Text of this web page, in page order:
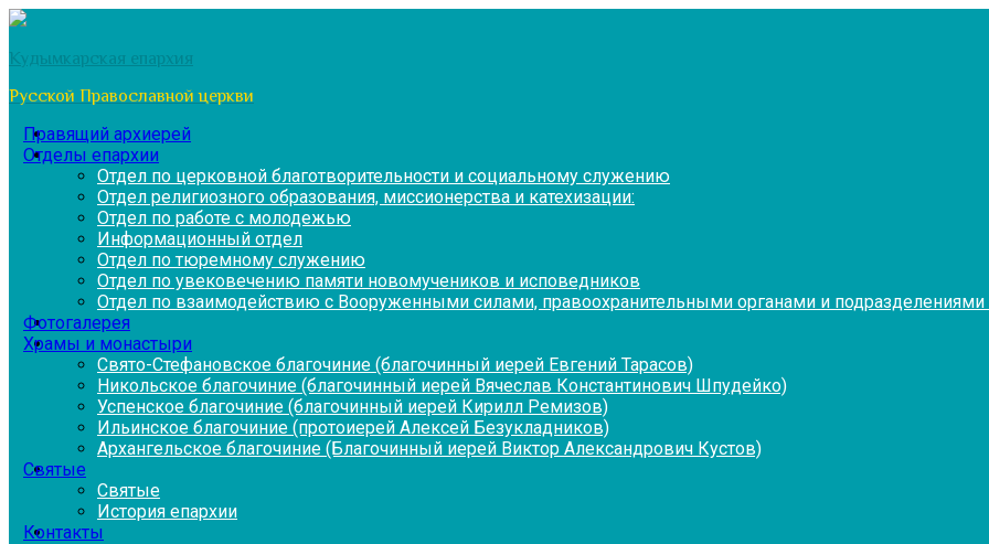
Перейти
содержимому
Кудымкарская епархия
Русской Православной церкви
Правящий архиерей
Отделы епархии
Отдел по церковной благотворительности и социальному служению
Отдел религиозного образования, миссионерства и катехизации:
Отдел по работе с молодежью
Информационный отдел
Отдел по тюремному служению
Отдел по увековечению памяти новомучеников и исповедников
Отдел по взаимодействию с Вооруженными силами, правоохранительными органами и
Фотогалерея
Храмы и монастыри
Свято-Стефановское благочиние (благочинный иерей Евгений Тарасов)
Никольское благочиние (благочинный иерей Вячеслав Константинович Шпудейко)
Успенское благочиние (благочинный иерей Кирилл Ремизов)
Ильинское благочиние (протоиерей Алексей Безукладников)
Архангельское благочиние (Благочинный иерей Виктор Александрович Кустов)
Святые
Святые
История епархии
Контакты